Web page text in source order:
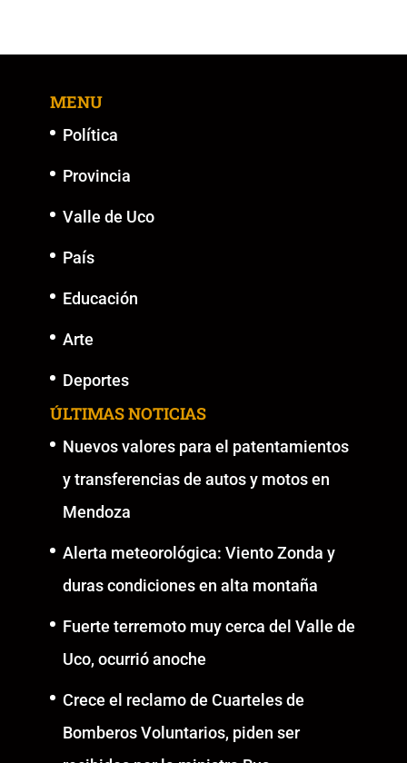
MENU
Política
Provincia
Valle de Uco
País
Educación
Arte
Deportes
ÚLTIMAS NOTICIAS
Nuevos valores para el patentamientos
y transferencias de autos y motos en
Mendoza
Alerta meteorológica: Viento Zonda y
duras condiciones en alta montaña
Fuerte terremoto muy cerca del Valle de
Uco, ocurrió anoche
Crece el reclamo de Cuarteles de
Bomberos Voluntarios, piden ser